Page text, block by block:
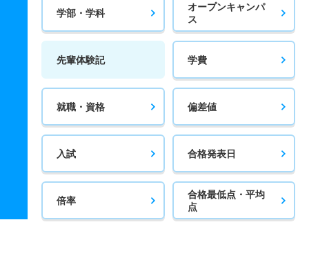
学部・学科
オープンキャンパ
ス
先輩体験記 学費
就職・資格 偏差値
入試 合格発表日
倍率
合格最低点・平均
点